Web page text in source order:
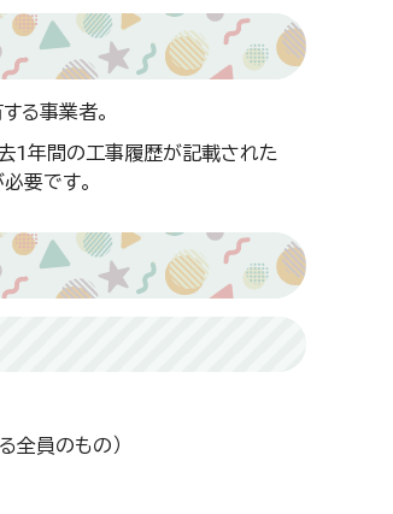
る事業者。
1年間の工事履歴が記載された
要です。
全員のもの）